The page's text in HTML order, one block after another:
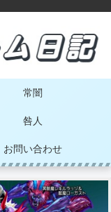
常闇
咎人
お問い合わせ